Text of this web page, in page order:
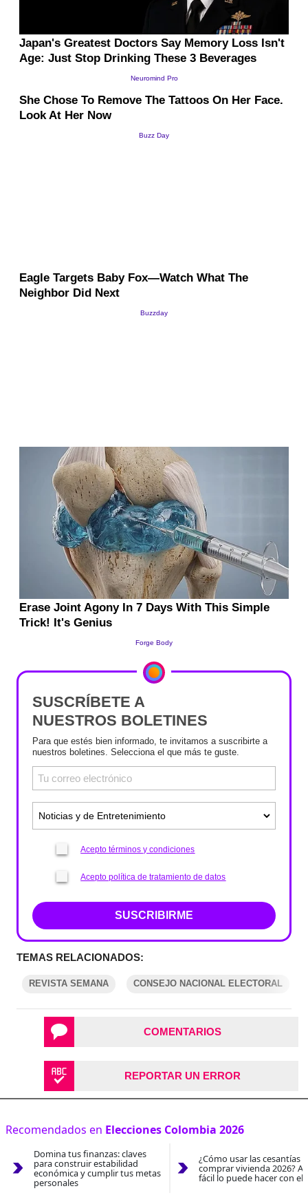
SUSCRÍBETE A
NUESTROS BOLETINES
Para que estés bien informado, te invitamos a suscribirte a
nuestros boletines. Selecciona el que más te guste.
Acepto términos y condiciones
Acepto política de tratamiento de datos
SUSCRIBIRME
TEMAS RELACIONADOS:
REVISTA SEMANA CONSEJO NACIONAL ELECTORAL
COMENTARIOS
REPORTAR UN ERROR
Recomendados en Elecciones Colombia 2026
Domina tus finanzas: claves
para construir estabilidad
económica y cumplir tus metas
personales
¿Cómo usar las cesantías
comprar vivienda 2026?
fácil lo puede hacer con el